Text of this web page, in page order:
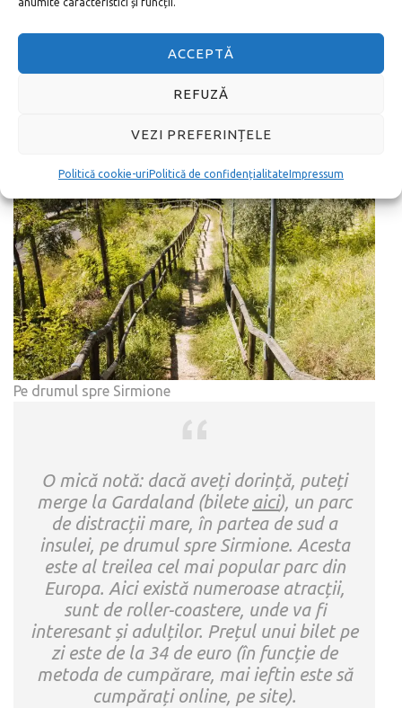
ACCEPTĂ
REFUZĂ
VEZI PREFERINȚELE
Politică cookie-uriPolitică de confidențialitateImpressum
Pe drumul spre Sirmione
O mică notă: dacă aveți dorință, puteți
merge la Gardaland (bilete aici), un parc
de distracții mare, în partea de sud a
insulei, pe drumul spre Sirmione. Acesta
este al treilea cel mai popular parc din
Europa. Aici există numeroase atracții,
sunt de roller-coastere, unde va fi
interesant și adulților. Prețul unui bilet pe
zi este de la 34 de euro (în funcție de
metoda de cumpărare, mai ieftin este să
cumpărați online, pe site).